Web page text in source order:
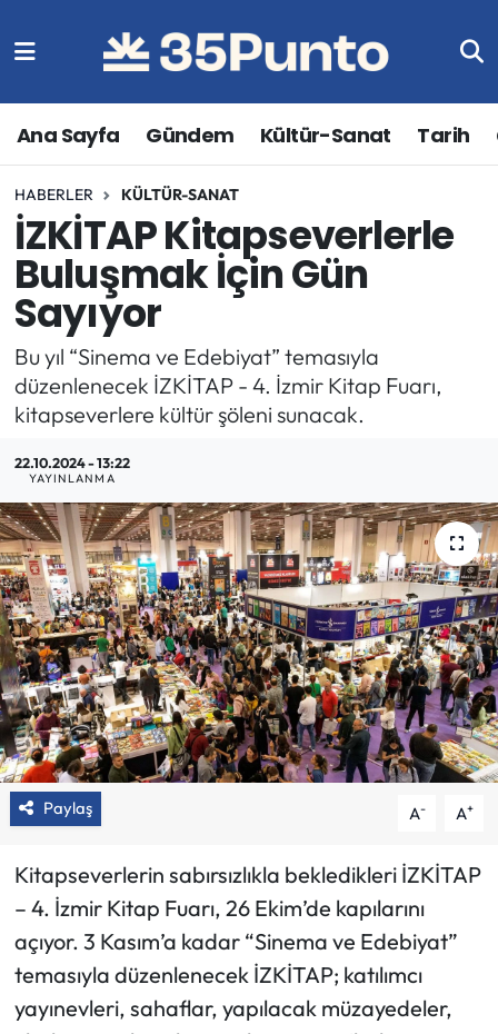
Ana Sayfa Gündem Kültür-Sanat Tarih
HABERLER KÜLTÜR-SANAT
İZKİTAP Kitapseverlerle
Buluşmak İçin Gün
Sayıyor
Bu yıl “Sinema ve Edebiyat” temasıyla
düzenlenecek İZKİTAP - 4. İzmir Kitap Fuarı,
kitapseverlere kültür şöleni sunacak.
22.10.2024 - 13:22
YAYINLANMA
Paylaş A- A+
Kitapseverlerin sabırsızlıkla bekledikleri İZKİTAP
– 4. İzmir Kitap Fuarı, 26 Ekim’de kapılarını
açıyor. 3 Kasım’a kadar “Sinema ve Edebiyat”
temasıyla düzenlenecek İZKİTAP; katılımcı
yayınevleri, sahaflar, yapılacak müzayedeler,